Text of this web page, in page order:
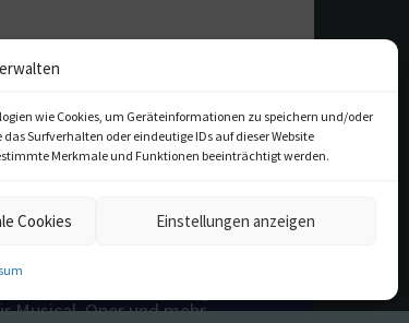
wie Cookies, um Geräteinformationen zu speichern und/oder
Surfverhalten oder eindeutige IDs auf dieser Website
Merkmale und Funktionen beeinträchtigt werden.
Cookies Einstellungen anzeigen
Musical, Oper und mehr